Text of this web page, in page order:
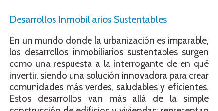
Desarrollos Inmobiliarios Sustentables
En un mundo donde la urbanización es imparable,
los desarrollos inmobiliarios sustentables surgen
como una respuesta a la interrogante de en qué
invertir, siendo una solución innovadora para crear
comunidades más verdes, saludables y eficientes.
Estos desarrollos van más allá de la simple